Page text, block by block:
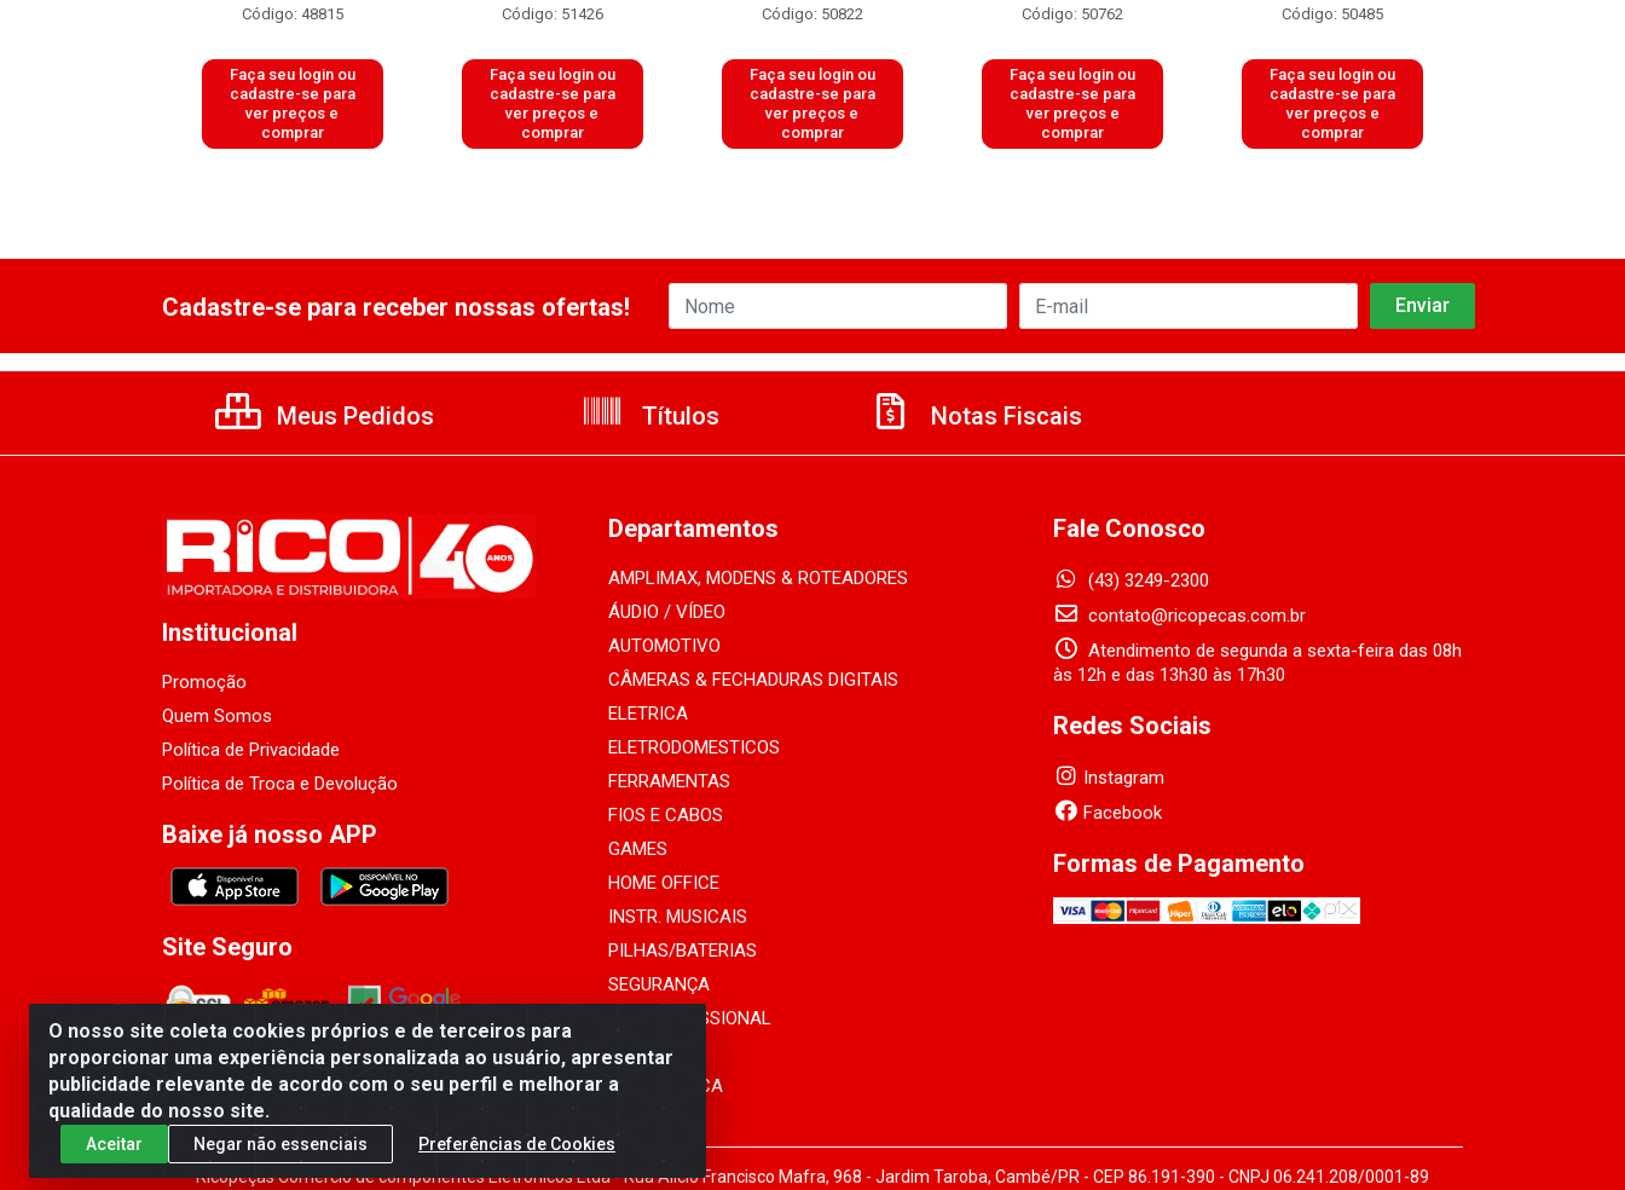
Código: 48815
Faça seu login ou
cadastre-se para
ver preços e
comprar
Código: 51426
Faça seu login ou
cadastre-se para
ver preços e
comprar
Código: 50822
Faça seu login ou
cadastre-se para
ver preços e
comprar
Código: 50762
Faça seu login ou
cadastre-se para
ver preços e
comprar
Código: 50485
Faça seu login ou
cadastre-se para
ver preços e
comprar
O nosso site coleta cookies próprios e de terceiros para
proporcionar uma experiência personalizada ao usuário, apresentar
publicidade relevante de acordo com o seu perfil e melhorar a
qualidade do nosso site.
Aceitar Negar não essenciais Preferências de Cookies
Cadastre-se para receber nossas ofertas!
Meus Pedidos Títulos Notas Fiscais
Institucional
Promoção
Quem Somos
Política de Privacidade
Política de Troca e Devolução
Baixe já nosso APP
Site Seguro
Departamentos
AMPLIMAX, MODENS & ROTEADORES
ÁUDIO / VÍDEO
AUTOMOTIVO
CÂMERAS & FECHADURAS DIGITAIS
ELETRICA
ELETRODOMESTICOS
FERRAMENTAS
FIOS E CABOS
GAMES
HOME OFFICE
INSTR. MUSICAIS
PILHAS/BATERIAS
SEGURANÇA
SOM PROFISSIONAL
TELEFONIA
INFORMÁTICA
Fale Conosco
(43) 3249-2300
contato@ricopecas.com.br
Atendimento de segunda a sexta-feira das 08h
às 12h e das 13h30 às 17h30
Redes Sociais
Instagram
Facebook
Formas de Pagamento
Ricopeças Comércio de componentes Eletrônicos Ltda - Rua Alicio Francisco Mafra, 968 - Jardim Taroba, Cambé/PR - CEP 86.191-390 - CNPJ 06.241.208/0001-89